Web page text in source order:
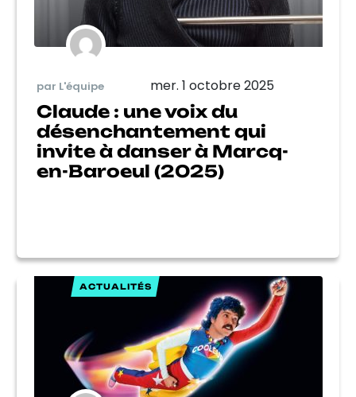
par L'équipe mer. 1 octobre 2025
Claude : une voix du
désenchantement qui
invite à danser à Marcq-
en-Baroeul (2025)
ACTUALITÉS